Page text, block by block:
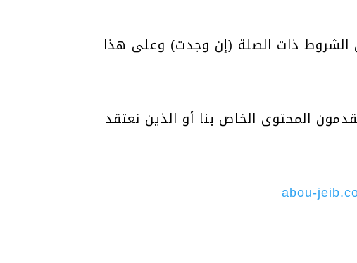
ذات الصلة (إن وجدت) وعلى هذا
المحتوى الخاص بنا أو الذين نعتقد
abou-